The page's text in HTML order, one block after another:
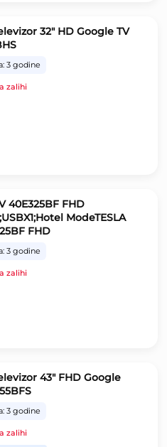
32″ HD Google TV
3 godine
zalihi
40E325BF FHD
ModeTESLA
FHD
3 godine
zalihi
43″ FHD Google
3 godine
zalihi